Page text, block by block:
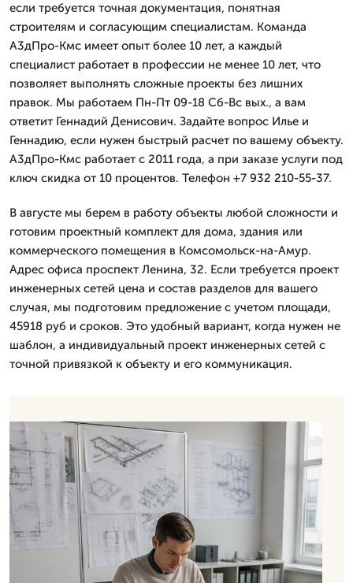
если требуется точная документация, понятная
строителям и согласующим специалистам. Команда
А3дПро-Кмс имеет опыт более 10 лет, а каждый
специалист работает в профессии не менее 10 лет, что
позволяет выполнять сложные проекты без лишних
правок. Мы работаем Пн-Пт 09-18 Сб-Вс вых., а вам
ответит Геннадий Денисович. Задайте вопрос Илье и
Геннадию, если нужен быстрый расчет по вашему объекту.
А3дПро-Кмс работает с 2011 года, а при заказе услуги под
ключ скидка от 10 процентов. Телефон +7 932 210-55-37.
В августе мы берем в работу объекты любой сложности и
готовим проектный комплект для дома, здания или
коммерческого помещения в Комсомольск-на-Амур.
Адрес офиса проспект Ленина, 32. Если требуется проект
инженерных сетей цена и состав разделов для вашего
случая, мы подготовим предложение с учетом площади,
45918 руб и сроков. Это удобный вариант, когда нужен не
шаблон, а индивидуальный проект инженерных сетей с
точной привязкой к объекту и его коммуникация.